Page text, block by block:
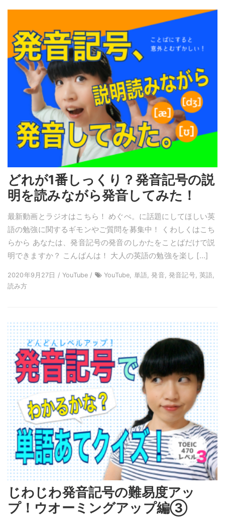
どれが1番しっくり？発音記号の説
明を読みながら発音してみた！
最新動画とラジオはこちら！ めぐぺ。に話題にしてほしい英
語の勉強に関するギモンやご質問を募集中！ くわしくはこち
らから あなたは、発音記号の発音のしかたをことばだけで説
明できますか？ こんばんは！ 大人の英語の勉強を楽し […]
2020年9月27日 / YouTube /
YouTube, 単語, 発音, 発音記号, 英語,
読み方
じわじわ発音記号の難易度アッ
プ！ウオーミングアップ編③